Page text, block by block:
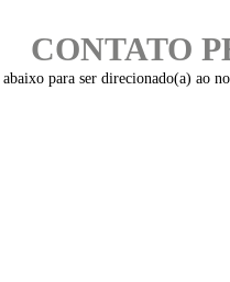
CONTATO
abaixo para ser direcionado(a) ao